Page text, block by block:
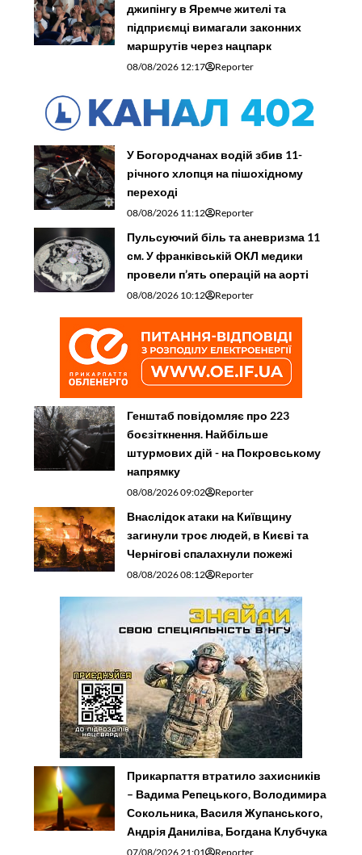
джипінгу в Яремче житeлі та
підприємці вимагали законних
маршрутів через нацпарк
08/08/2026 12:17 Reporter
У Богородчанах водій збив 11-
річного хлопця на пішохідному
переході
08/08/2026 11:12 Reporter
Пульсуючий біль та аневризма 11
см. У франківській ОКЛ медики
провели п’ять операцій на аорті
08/08/2026 10:12 Reporter
Генштаб повідомляє про 223
боєзіткнення. Найбільше
штурмових дій - на Покровському
напрямку
08/08/2026 09:02 Reporter
Внаслідок атаки на Київщину
загинули троє людей, в Києві та
Чернігові спалахнули пожежі
08/08/2026 08:12 Reporter
Прикарпаття втратило захисників
– Вадима Репецького, Володимира
Сокольника, Василя Жупанського,
Андрія Даниліва, Богдана Клубчука
07/08/2026 21:01 Reporter